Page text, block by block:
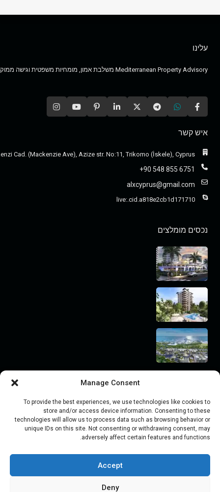
Manage Consent
To provide the best experiences, we use technologies like cookies to
store and/or access device information. Consenting to these
technologies will allow us to process data such as browsing behavior or
unique IDs on this site. Not consenting or withdrawing consent, may
adversely affect certain features and functions.
Accept
Deny
עלינו
Mediterranean Property Advisory משלבת אמון, מומחיות משפטית וגישה ממוקדת לקוח, ומסייעת לרוכשים בינלאומיים להתמצא בשוק הנדל״ן למגורים ולהשקעה בקפריסין בביטחון ובבהירות.
איש קשר
Cad. (Mackenzie Ave), Azize str. No:11, Trikomo (İskele), Cyprus
+90 548 855 6751
alxcyprus@gmail.com
live:.cid.a818e2cb1d171710
נכסים מומלצים
ללא קטגוריה
מחיר
מקום